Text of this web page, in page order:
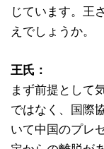
じています。王
えでしょうか。
王氏：
まず前提として
ではなく、国際
いて中国のプレ